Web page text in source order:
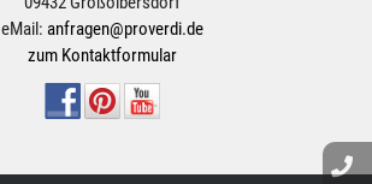
eMail: anfragen@proverdi.de
zum Kontaktformular